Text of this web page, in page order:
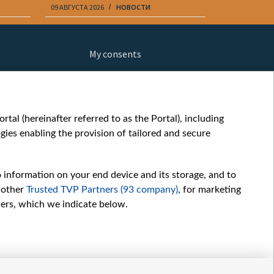
09 АВГУСТА 2026 НОВОСТИ
My consents
(hereinafter referred to as the Portal), including
enabling the provision of tailored and secure
on your end device and its storage, and to
Trusted TVP Partners (93 company), for marketing
which we indicate below.